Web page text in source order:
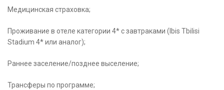
Медицинская страховка;
Проживание в отеле категории 4* с завтраками (Ibis Tbilisi
Stadium 4* или аналог);
Раннее заселение/позднее выселение;
Трансферы по программе;